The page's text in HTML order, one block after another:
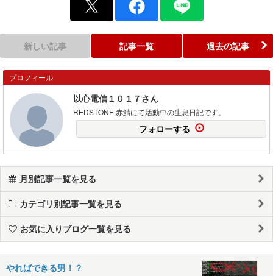
新しい記事 記事一覧 過去の記事
プロフィール
以心電信１０１７さん
REDSTONE,赤鯖にて活動中の生息日記です。
フォローする
月別記事一覧を見る
カテゴリ別記事一覧を見る
お気に入りブログ一覧を見る
やればできる男！？